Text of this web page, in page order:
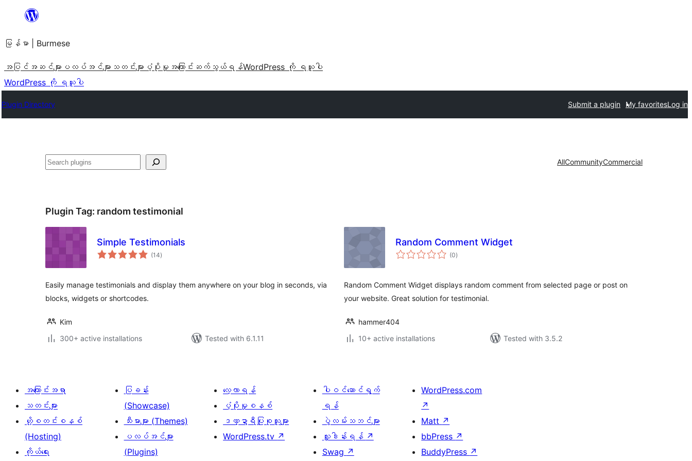
အကြောင်းအရာ
ကျော်သွား
ရန်
မြန်မာ | Burmese
အပြင်အဆင်များ ပလပ်အင်များ သတင်းများ ပံ့ပိုးမှု အကြောင်း ဆက်သွယ်ရန်WordPress ကို ရယူပါ
WordPress ကို ရယူပါ
Plugin Directory Submit a plugin My favoritesLog in
ရှာ
AllCommunityCommercial
Plugin Tag: random testimonial
Simple Testimonials
(14total
ratings
)
Easily manage testimonials and display them anywhere on your blog in seconds, via
blocks, widgets or shortcodes.
Kim
300+ active installations
Tested with 6.1.11
Random Comment Widget
(0total
ratings
)
Random Comment Widget displays random comment from selected page or post on
your website. Great solution for testimonial.
hammer404
10+ active installations
Tested with 3.5.2
အကြောင်းအရာ
သတင်းများ
ဟို့စတင်းစနစ်
(Hosting)
ကိုယ်ရေး
ပြခန်း
(Showcase)
သီးမားများ (Themes)
ပလပ်အင်များ
(Plugins)
လေ့လာရန်
ပံ့ပိုးမှုစနစ်
ဒဏ္ဍာရီပြုစုသူများ
WordPress.tv ↗
ပါဝင်ဆောင်ရွက်
ရန်
ပွဲလမ်းသဘင်များ
လှူဒါန်းရန် ↗
Swag ↗
WordPress.com
↗
Matt ↗
bbPress ↗
BuddyPress ↗